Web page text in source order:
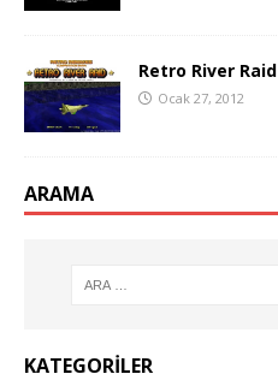
Retro River Raid
Ocak 27, 2012
ARAMA
KATEGORILER